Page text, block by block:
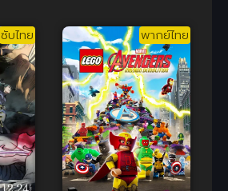
วุ่นจุ้นรอบโลก
ซับไทย พากย์ไทย